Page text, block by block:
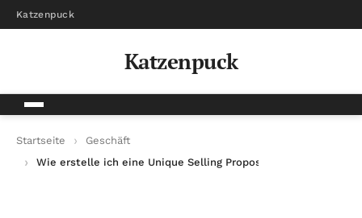
Katzenpuck
Katzenpuck
Startseite
Geschäft
Wie erstelle ich eine Unique Selling Proposition für mein